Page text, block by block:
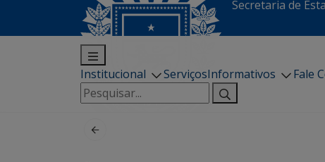
Secretaria de
Institucional ServiçosInformativos Fale
Pesquisar
por: